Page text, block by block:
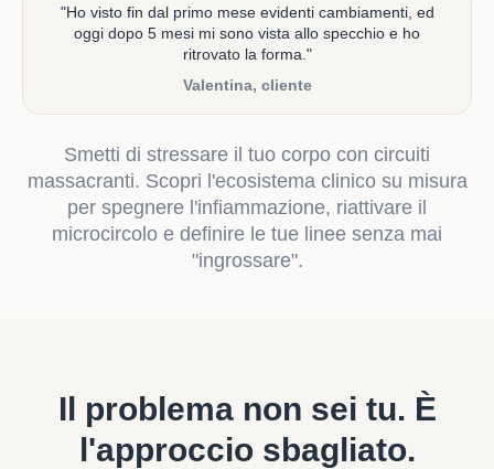
"Ho visto fin dal primo mese evidenti cambiamenti, ed
oggi dopo 5 mesi mi sono vista allo specchio e ho
ritrovato la forma. "
Valentina, cliente
Smetti di stressare il tuo corpo con circuiti
massacranti. Scopri l'ecosistema clinico su misura
per spegnere l'infiammazione, riattivare il
microcircolo e definire le tue linee senza mai
"ingrossare".
Il problema non sei tu. È
l'approccio sbagliato.